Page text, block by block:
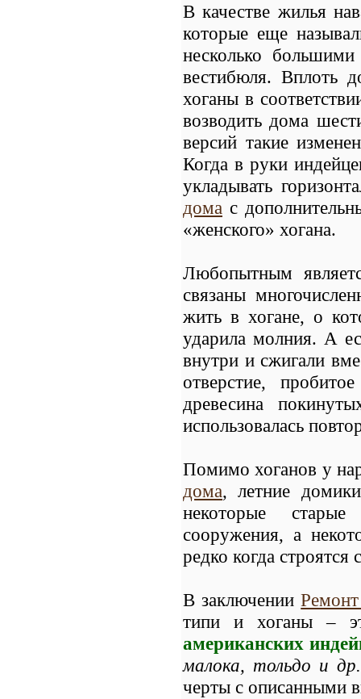
В качестве жилья
которые еще
несколько
вестибюля. Вплоть
хоганы в
возводить дома
версий такие
Когда в руки
укладывать
дома с
«женского» хогана.
Любопытным
связаны
жить в хогане, о
ударила молния. А
внутри и сжигали
отверстие,
древесина
использовалась
Помимо хоганов у
дома, летние
некоторые
сооружения, а
редко когда
В заключении
типи и хоганы –
американских
малока, тольдо и др.
черты с описанными